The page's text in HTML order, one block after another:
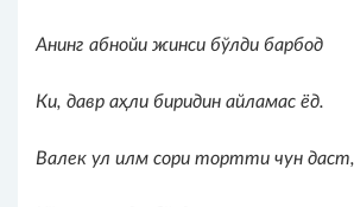
Анинг абнойи жинси бўлди барбод
Ки, давр аҳли биридин айламас ёд.
Валек ул илм сори тортти чун даст,